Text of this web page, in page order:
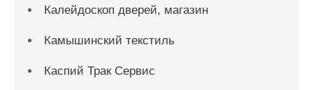
Калейдоскоп дверей, магазин
Камышинский текстиль
Каспий Трак Сервис